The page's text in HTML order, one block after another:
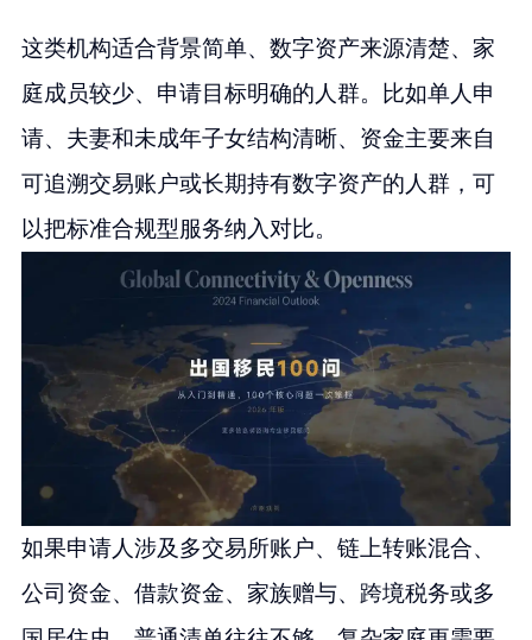
这类机构适合背景简单、数字资产来源清楚、家
庭成员较少、申请目标明确的人群。比如单人申
请、夫妻和未成年子女结构清晰、资金主要来自
可追溯交易账户或长期持有数字资产的人群，可
以把标准合规型服务纳入对比。
如果申请人涉及多交易所账户、链上转账混合、
公司资金、借款资金、家族赠与、跨境税务或多